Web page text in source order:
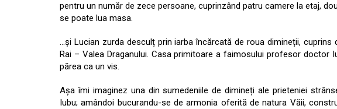
pentru un număr de zece persoane, cuprinzând patru camere la etaj,
se poate lua masa.
…și Lucian zurda desculț prin iarba încărcată de roua dimineții,
Rai – Valea Draganului. Casa primitoare a faimosului profesor doctor
părea ca un vis.
Așa îmi imaginez una din sumedeniile de dimineți ale prieteniei
Iubu; amândoi bucurandu-se de armonia oferită de natura Văii,